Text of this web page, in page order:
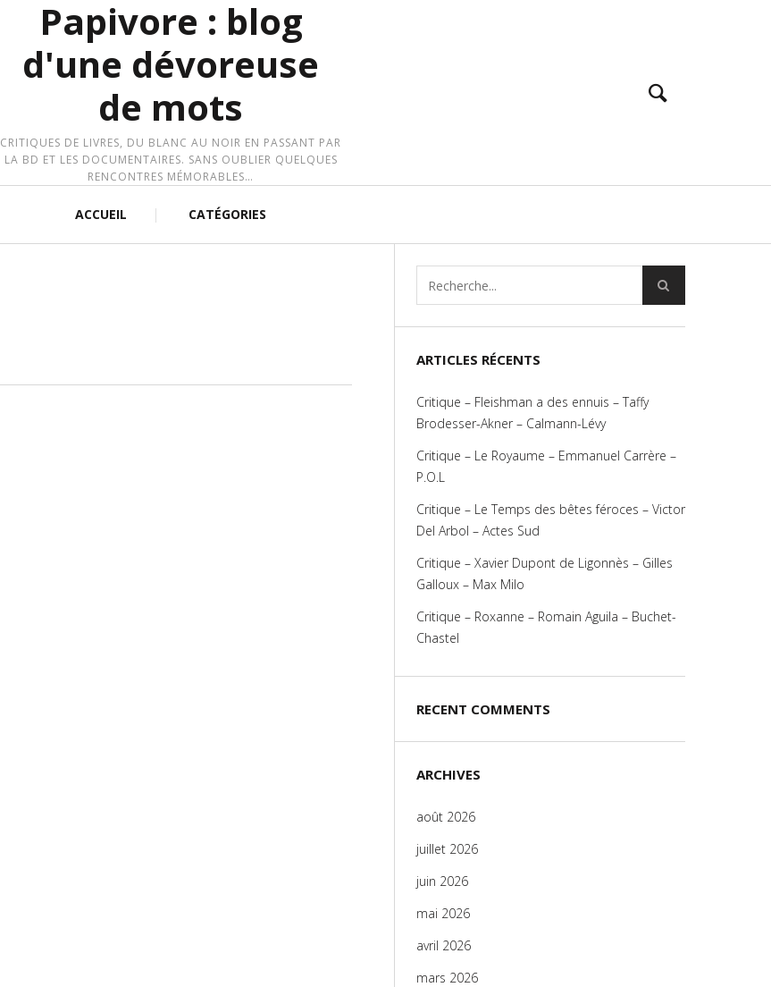
Papivore : blog
d'une dévoreuse
de mots
CRITIQUES DE LIVRES, DU BLANC AU NOIR EN PASSANT PAR
LA BD ET LES DOCUMENTAIRES. SANS OUBLIER QUELQUES
RENCONTRES MÉMORABLES…
ACCUEIL CATÉGORIES
ARTICLES RÉCENTS
Critique – Fleishman a des ennuis – Taffy
Brodesser-Akner – Calmann-Lévy
Critique – Le Royaume – Emmanuel Carrère –
P.O.L
Critique – Le Temps des bêtes féroces – Victor
Del Arbol – Actes Sud
Critique – Xavier Dupont de Ligonnès – Gilles
Galloux – Max Milo
Critique – Roxanne – Romain Aguila – Buchet-
Chastel
RECENT COMMENTS
ARCHIVES
août 2026
juillet 2026
juin 2026
mai 2026
avril 2026
mars 2026